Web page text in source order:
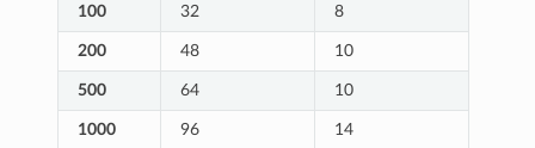
100 32 8
200 48 10
500 64 10
1000 96 14